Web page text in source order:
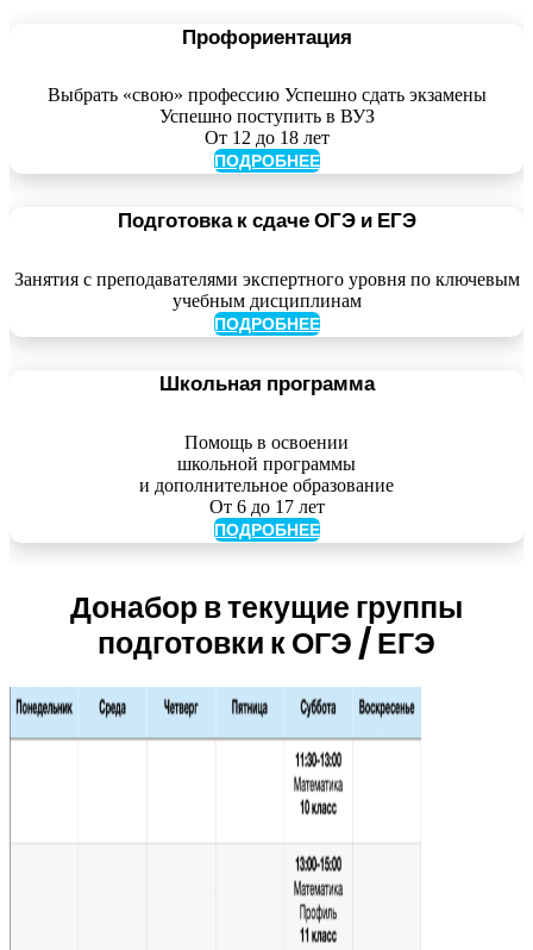
Профориентация
Выбрать «свою» профессию Успешно сдать экзамены
Успешно поступить в ВУЗ
От 12 до 18 лет
ПОДРОБНЕЕ
Подготовка к сдаче ОГЭ и ЕГЭ
Занятия с преподавателями экспертного уровня по ключевым
учебным дисциплинам
ПОДРОБНЕЕ
Школьная программа
Помощь в освоении
школьной программы
и дополнительное образование
От 6 до 17 лет
ПОДРОБНЕЕ
Донабор в текущие группы
подготовки к ОГЭ / ЕГЭ